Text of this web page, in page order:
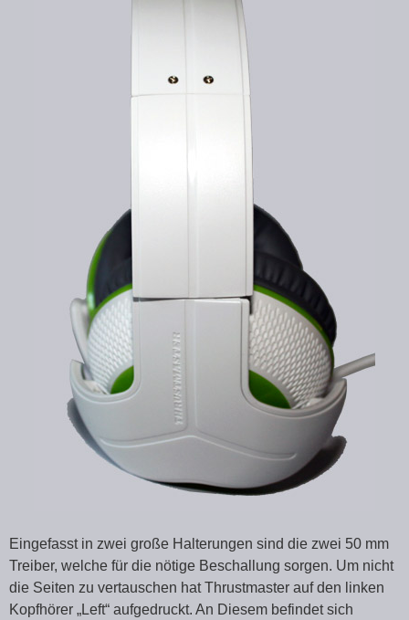
Eingefasst in zwei große Halterungen sind die zwei 50 mm
Treiber, welche für die nötige Beschallung sorgen. Um nicht
die Seiten zu vertauschen hat Thrustmaster auf den linken
Kopfhörer „Left“ aufgedruckt. An Diesem befindet sich